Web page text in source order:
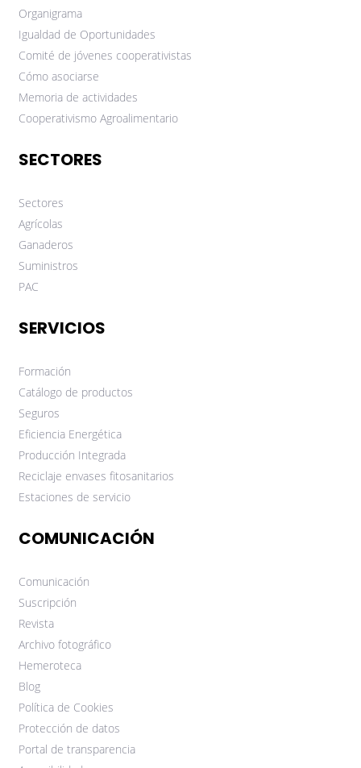
Organigrama
Igualdad de Oportunidades
Comité de jóvenes cooperativistas
Cómo asociarse
Memoria de actividades
Cooperativismo Agroalimentario
SECTORES
Sectores
Agrícolas
Ganaderos
Suministros
PAC
SERVICIOS
Formación
Catálogo de productos
Seguros
Eficiencia Energética
Producción Integrada
Reciclaje envases fitosanitarios
Estaciones de servicio
COMUNICACIÓN
Comunicación
Suscripción
Revista
Archivo fotográfico
Hemeroteca
Blog
Política de Cookies
Protección de datos
Portal de transparencia